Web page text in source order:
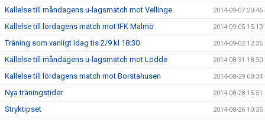
Kallelse till måndagens u-lagsmatch mot Vellinge 2014-09-07 20:46
Kallelse till lördagens match mot IFK Malmö 2014-09-05 15:13
Träning som vanligt idag tis 2/9 kl 18:30 2014-09-02 12:35
Kallelse till måndagens u-lagsmatch mot Lödde 2014-08-31 18:50
Kallelse till lördagens match mot Borstahusen 2014-08-29 08:34
Nya träningstider 2014-08-28 15:51
Stryktipset 2014-08-26 10:35